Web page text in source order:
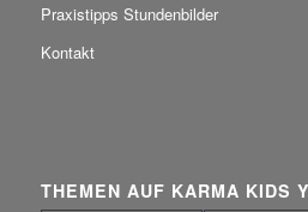
Praxistipps Stundenbilder
Kontakt
THEMEN AUF KARMA KIDS